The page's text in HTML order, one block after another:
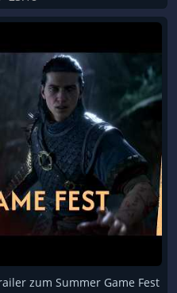
zum Summer Game Fest